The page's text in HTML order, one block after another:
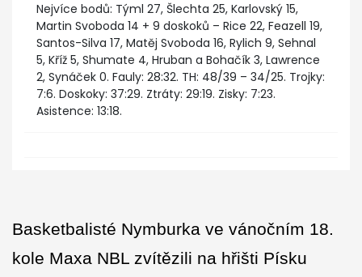
Nejvíce bodů: Týml 27, Šlechta 25, Karlovský 15,
Martin Svoboda 14 + 9 doskoků – Rice 22, Feazell 19,
Santos-Silva 17, Matěj Svoboda 16, Rylich 9, Sehnal
5, Kříž 5, Shumate 4, Hruban a Bohačík 3, Lawrence
2, Synáček 0. Fauly: 28:32. TH: 48/39 – 34/25. Trojky:
7:6. Doskoky: 37:29. Ztráty: 29:19. Zisky: 7:23.
Asistence: 13:18.
Basketbalisté Nymburka ve vánočním 18.
kole Maxa NBL zvítězili na hřišti Písku